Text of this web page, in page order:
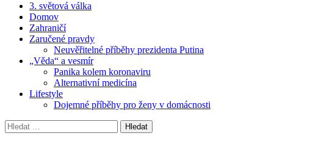
3. světová válka
Domov
Zahraničí
Zaručené pravdy
Neuvěřitelné příběhy prezidenta Putina
„Věda“ a vesmír
Panika kolem koronaviru
Alternativní medicína
Lifestyle
Dojemné příběhy pro ženy v domácnosti
Vyhledávání